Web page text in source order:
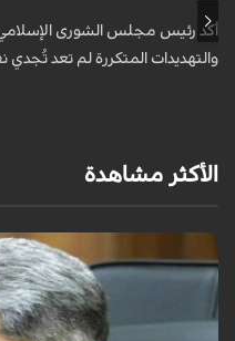
أكد رئيس مجلس الشورى الإسلامي
والتهديدات المتكررة لم تعد تُجدي
الأكثر مشاهدة